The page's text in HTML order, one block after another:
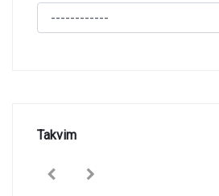
Takvim